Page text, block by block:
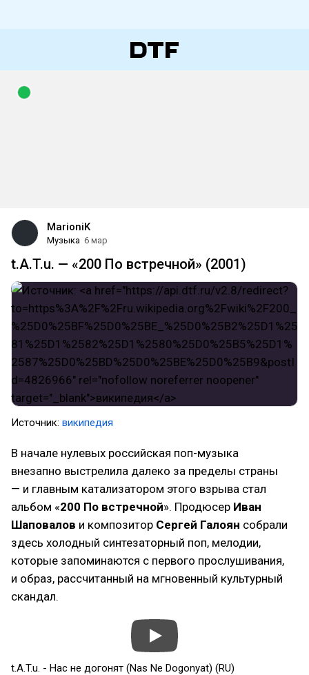
MarioniK
Музыка 6 мар
t.A.T.u. — «200 По встречной» (2001)
Источник: википедия
В начале нулевых российская поп-музыка
внезапно выстрелила далеко за пределы страны
— и главным катализатором этого взрыва стал
альбом «200 По встречной». Продюсер Иван
Шаповалов и композитор Сергей Галоян собрали
здесь холодный синтезаторный поп, мелодии,
которые запоминаются с первого прослушивания,
и образ, рассчитанный на мгновенный культурный
скандал.
t.A.T.u. - Нас не догонят (Nas Ne Dogonyat) (RU)